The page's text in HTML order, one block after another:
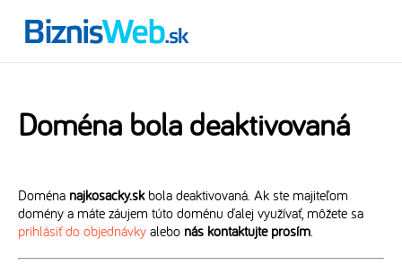
Doména bola deaktivovaná
Doména najkosacky.skbola deaktivovaná. Ak ste majiteľom
domény a máte záujem túto doménu ďalej využívať, môžete sa
prihlásiť do objednávky alebo nás kontaktujte prosím.